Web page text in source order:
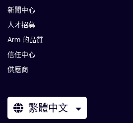
新聞中心
人才招募
Arm 的品質
信任中心
供應商
繁體中文